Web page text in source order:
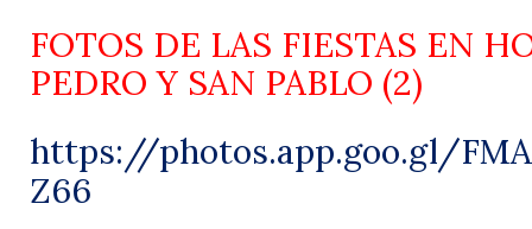
FOTOS DE LAS FIESTAS EN
PEDRO Y SAN PABLO (2)
https://photos.app.goo.gl/
Z66